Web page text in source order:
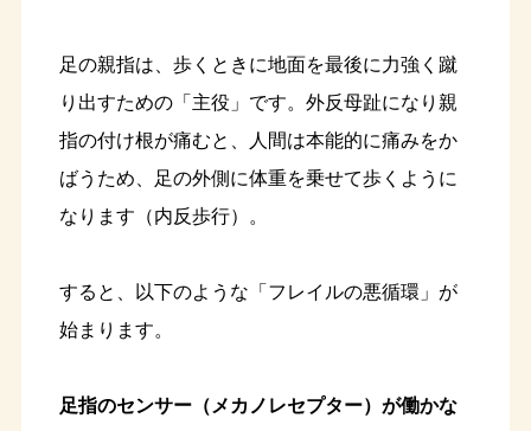
足の親指は、歩くときに地面を最後に力強く蹴
り出すための「主役」です。外反母趾になり親
指の付け根が痛むと、人間は本能的に痛みをか
ばうため、足の外側に体重を乗せて歩くように
なります（内反歩行）。
すると、以下のような「フレイルの悪循環」が
始まります。
足指のセンサー（メカノレセプター）が働かな